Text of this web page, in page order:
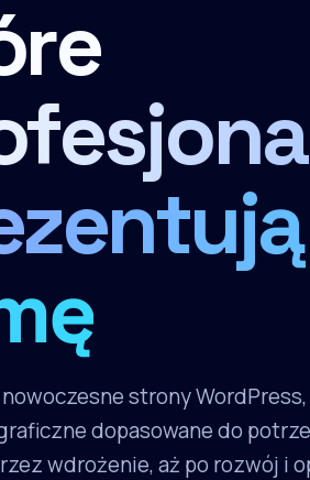
strony
dopasowane do
wdrożenie, aż po rozwój i